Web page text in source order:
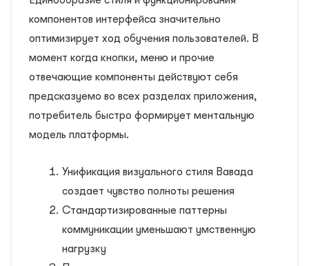
компонентов интерфейса значительно
оптимизирует ход обучения пользователей. В
момент когда кнопки, меню и прочие
отвечающие компоненты действуют себя
предсказуемо во всех разделах приложения,
потребитель быстро формирует ментальную
модель платформы.
Унификация визуального стиля Вавада
создает чувство полноты решения
Стандартизированные паттерны
коммуникации уменьшают умственную
нагрузку